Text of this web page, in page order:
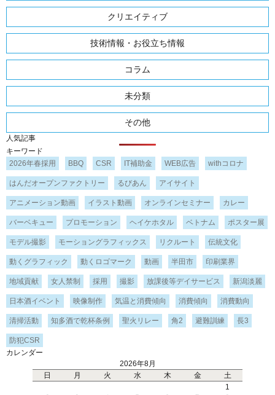
クリエイティブ
技術情報・お役立ち情報
コラム
未分類
その他
人気記事
キーワード
2026年春採用
BBQ CSR IT補助金 WEB広告 withコロナ
はんだオープンファクトリー るびあん アイサイト
アニメーション動画 イラスト動画 オンラインセミナー カレー
バーベキュー プロモーション ヘイケホタル ベトナム ポスター展
モデル撮影 モーショングラフィックス リクルート 伝統文化
動くグラフィック 動くロゴマーク 動画 半田市 印刷業界
地域貢献 女人禁制 採用 撮影 放課後等デイサービス 新潟淡麗
日本酒イベント 映像制作 気温と消費傾向 消費傾向 消費動向
清掃活動 知多酒で乾杯条例 聖火リレー 角2 避難訓練 長3
防犯CSR
カレンダー
2026年8月
日
月 火 水 木 金 土
1